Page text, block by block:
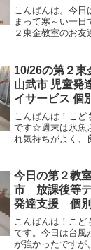
こんばんは。今日
まって寒～い一日
２東金教室のお
園で思いっきり
ス一か月前なの
10/26の第２
山武市 児童発
イサービス 個
こんばんは！こど
です☆週末は氷魚
れ気持ちがよく、
ちも太陽のような
してきてくれまし
今日の第２教
市 放課後等
発達支援 個別
こんばんは！こど
です。今日は台風
が強かったですが